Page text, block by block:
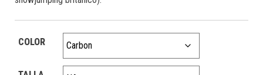
COLOR